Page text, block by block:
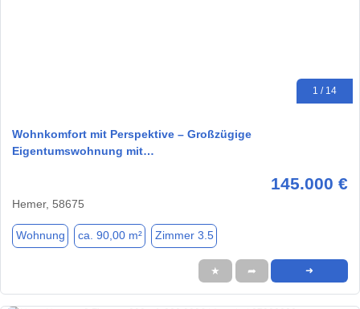
1 / 14
Wohnkomfort mit Perspektive – Großzügige
Eigentumswohnung mit…
145.000 €
Hemer, 58675
Wohnung ca. 90,00 m² Zimmer 3.5
★ ➦ ➜